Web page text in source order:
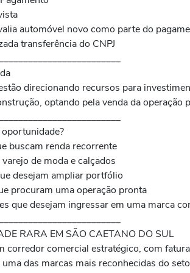
automóvel novo como parte do
transferência do CNPJ
direcionando recursos para
optando pela venda da
buscam renda recorrente
de moda e calçados
desejam ampliar portfólio
procuram uma operação pronta
que desejam ingressar em uma marca
RARA EM SÃO CAETANO DO SUL
corredor comercial estratégico, com
das marcas mais reconhecidas do